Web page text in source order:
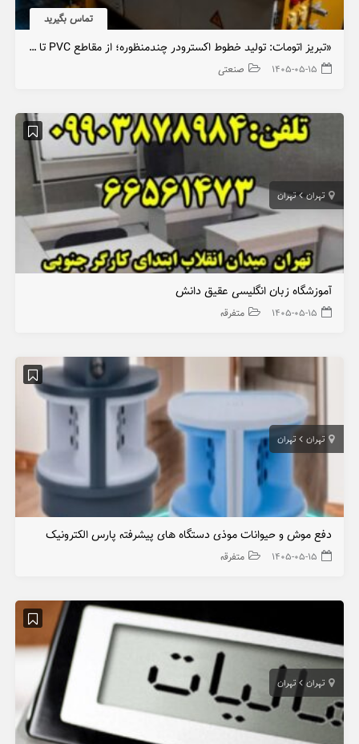
تماس بگیرید
«تبریز اتومات: تولید خطوط اکسترودر چندمنظوره؛ از مقاطع PVC تا روکش‌های صنعتی»
۱۴۰۵-۰۵-۱۵ صنعتی
تهران تهران
آموزشگاه زبان انگلیسی عقیق دانش
۱۴۰۵-۰۵-۱۵ متفرقه
تهران تهران
دفع موش و حیوانات موذی دستگاه های پیشرفته پارس الکترونیک
۱۴۰۵-۰۵-۱۵ متفرقه
تهران تهران